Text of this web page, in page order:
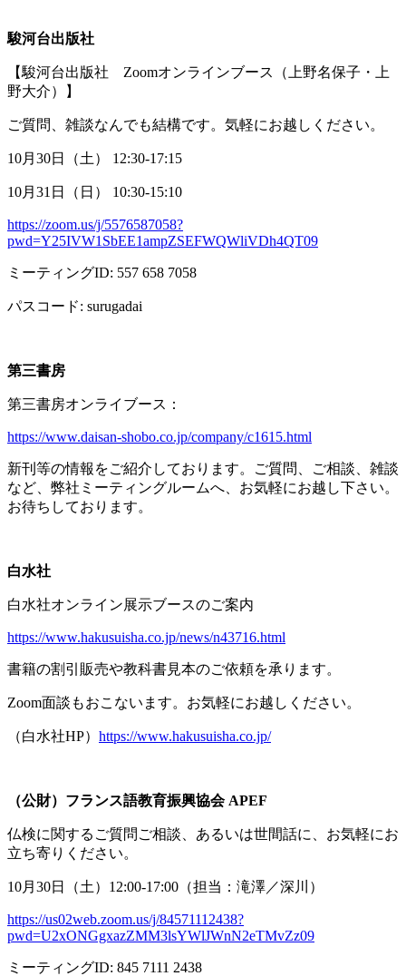
駿河台出版社
【駿河台出版社 Zoomオンラインブース（上野名保子・上
野大介）】
ご質問、雑談なんでも結構です。気軽にお越しください。
10月 30日（土） 12:30-17:15
10月 31 日（日） 10:30-15:10
https://zoom.us/j/5576587058?
pwd=Y25IVW1SbEE1ampZSEFWQWliVDh4QT09
ミーティングID: 557 658 7058
パスコード: surugadai
第三書房
第三書房オンライブース：
https://www.daisan-shobo.co.jp/company/c1615.html
新刊等の情報をご紹介しております。ご質問、ご相談、雑談
など、弊社ミーティングルームへ、お気軽にお越し下さい。
お待ちしております。
白水社
白水社オンライン展示ブースのご案内
https://www.hakusuisha.co.jp/news/n43716.html
書籍の割引販売や教科書見本のご依頼を承ります。
Zoom面談もおこないます。お気軽にお越しください。
（白水社HP） https://www.hakusuisha.co.jp/
（公財）フランス語教育振興協会APEF
仏検に関するご質問ご相談、あるいは世間話に、お気軽にお
立ち寄りください。
10月 30日（土） 12:00-17:00 （担当：滝澤／深川）
https://us02web.zoom.us/j/84571112438?
pwd=U2xONGgxazZMM3lsYWlJWnN2eTMvZz09
ミーティングID: 845 7111 2438